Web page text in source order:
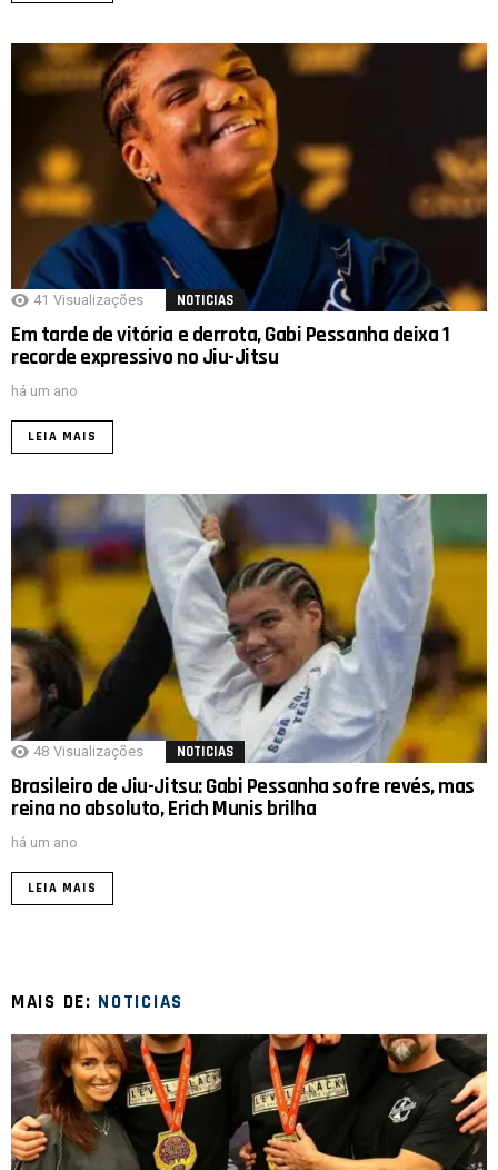
41 Visualizações NOTICIAS
Em tarde de vitória e derrota, Gabi Pessanha deixa 1
recorde expressivo no Jiu-Jitsu
há um ano
LEIA MAIS
48 Visualizações NOTICIAS
Brasileiro de Jiu-Jitsu: Gabi Pessanha sofre revés, mas
reina no absoluto, Erich Munis brilha
há um ano
LEIA MAIS
MAIS DE: NOTICIAS